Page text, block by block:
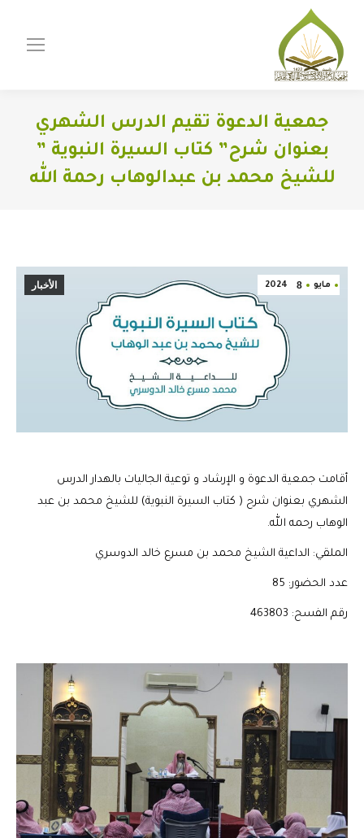
جمعية الدعوة تقيم الدرس الشهري
بعنوان شرح” كتاب السيرة النبوية ”
للشيخ محمد بن عبدالوهاب رحمة الله
مايو 8
2024 الأخبار
أقامت جمعية الدعوة و الإرشاد و توعية الجاليات بالهدار الدرس
الشهري بعنوان شرح ( كتاب السيرة النبوية) للشيخ محمد بن عبد
الوهاب رحمه الله.
الملقي: الداعية الشيخ محمد بن مسرع خالد الدوسري
عدد الحضور: 85
رقم الفسح: 463803